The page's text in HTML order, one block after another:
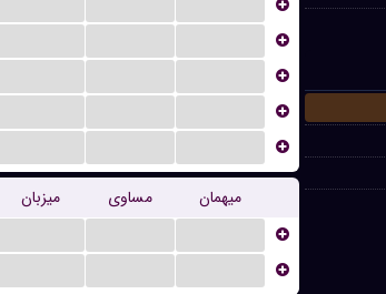
میزبان مساوی
میهمان